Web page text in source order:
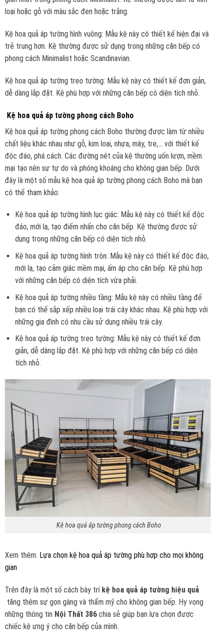
loại hoặc gỗ với màu sắc đen hoặc trắng.
Kệ hoa quả áp tường hình vuông: Mẫu kệ này có thiết kế hiện đại và
trẻ trung hơn. Kệ thường được sử dụng trong những căn bếp có
phong cách Minimalist hoặc Scandinavian.
Kệ hoa quả áp tường treo tường: Mẫu kệ này có thiết kế đơn giản,
dễ dàng lắp đặt. Kệ phù hợp với những căn bếp có diện tích nhỏ.
Kệ hoa quả áp tường phong cách Boho
Kệ hoa quả áp tường phong cách Boho thường được làm từ nhiều
chất liệu khác nhau như gỗ, kim loại, nhựa, mây, tre,… với thiết kế
độc đáo, phá cách. Các đường nét của kệ thường uốn lượn, mềm
mại tạo nên sự tự do và phóng khoáng cho không gian bếp. Dưới
đây là một số mẫu kệ hoa quả áp tường phong cách Boho mà bạn
có thể tham khảo:
Kệ hoa quả áp tường hình lục giác: Mẫu kệ này có thiết kế độc
đáo, mới lạ, tạo điểm nhấn cho căn bếp. Kệ thường được sử
dụng trong những căn bếp có diện tích nhỏ.
Kệ hoa quả áp tường hình tròn: Mẫu kệ này có thiết kế độc đáo,
mới lạ, tạo cảm giác mềm mại, ấm áp cho căn bếp. Kệ phù hợp
với những căn bếp có diện tích vừa phải.
Kệ hoa quả áp tường nhiều tầng: Mẫu kệ này có nhiều tầng để
bạn có thể sắp xếp nhiều loại trái cây khác nhau. Kệ phù hợp với
những gia đình có nhu cầu sử dụng nhiều trái cây.
Kệ hoa quả áp tường treo tường: Mẫu kệ này có thiết kế đơn
giản, dễ dàng lắp đặt. Kệ phù hợp với những căn bếp có diện
tích nhỏ.
Kệ hoa quả áp tường phong cách Boho
Xem thêm: Lựa chọn kệ hoa quả áp tường phù hợp cho mọi không
gian
Trên đây là một số cách bày trí kệ hoa quả áp tường hiệu quả
tăng thêm sự gọn gàng và thẩm mỹ cho không gian bếp. Hy vọng
những thông tin Nội Thất 386 chia sẻ giúp bạn lựa chọn được
chiếc kệ ưng ý cho căn bếp của mình.